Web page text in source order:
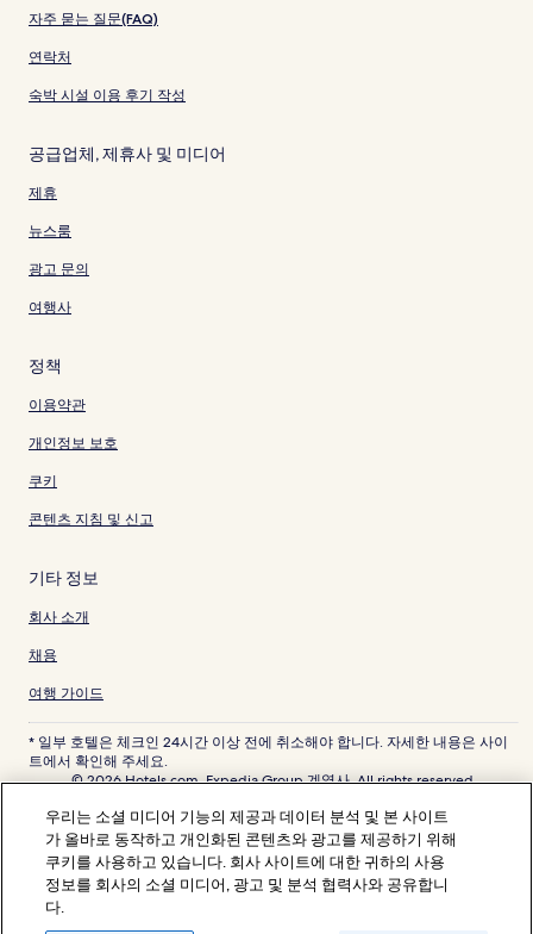
자주 묻는 질문(FAQ)
연락처
숙박 시설 이용 후기 작성
공급업체, 제휴사 및 미디어
제휴
뉴스룸
광고 문의
여행사
정책
이용약관
개인정보 보호
쿠키
콘텐츠 지침 및 신고
기타 정보
회사 소개
채용
여행 가이드
* 일부 호텔은 체크인 24시간 이상 전에 취소해야 합니다. 자세한 내용은 사이
트에서 확인해 주세요.
© 2026 Hotels.com, Expedia Group 계열사. All rights reserved.
LP의 상표 또는 등록 상표입니다. 기타 모든 상표는 해당 소유권자의 자산입니
분쟁 해결: 전화: 82-3480-0145, 이메일: CS@koreasupport.hotels.com
트래블파트너익스체인지코리아 주식회사. 사업자등록번호: 821-88-01025
익스피디아트래블코리아 주식회사, 서울특별시 종로구 종로5길 7(청진동). 사
업자등록번호: 724-86-00245.
우리는 소셜 미디어 기능의 제공과 데이터 분석 및 본 사이트
가 올바로 동작하고 개인화된 콘텐츠와 광고를 제공하기 위해
쿠키를 사용하고 있습니다. 회사 사이트에 대한 귀하의 사용
정보를 회사의 소셜 미디어, 광고 및 분석 협력사와 공유합니
다.